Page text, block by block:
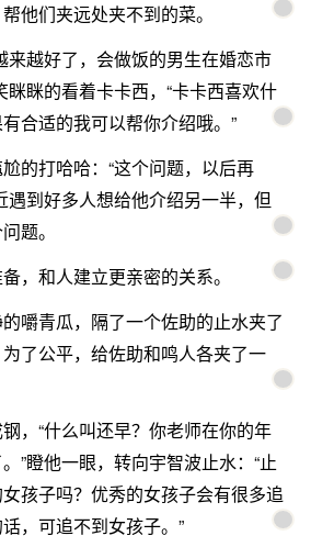
他们夹远处夹不到的菜。
越好了，会做饭的男生在婚恋市
眯眯的看着卡卡西，“卡卡西喜欢什
合适的我可以帮你介绍哦。”
打哈哈：“这个问题，以后再
遇到好多人想给他介绍另一半，但
题。
和人建立更亲密的关系。
青瓜，隔了一个佐助的止水夹了
了公平，给佐助和鸣人各夹了一
“什么叫还早？你老师在你的年
”瞪他一眼，转向宇智波止水：“止
孩子吗？优秀的女孩子会有很多追
，可追不到女孩子。”